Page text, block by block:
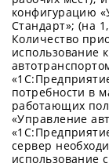
конфигурацию
Стандарт»; (на
Количество
использование
потребности в
работающих
«Управление
сервер
использование